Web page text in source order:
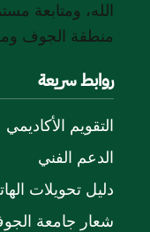
الله، ومتابعة
منطقة الجوف
روابط سريعة
التقويم الأكاديمي
الدعم الفني
دليل تحويلات
شعار جامعة